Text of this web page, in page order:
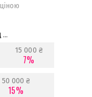
...
15 000 ₴
7%
50 000 ₴
15%